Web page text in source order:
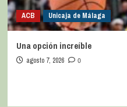
ACB Unicaja de Málaga
Una opción increíble
agosto 7, 2026 0